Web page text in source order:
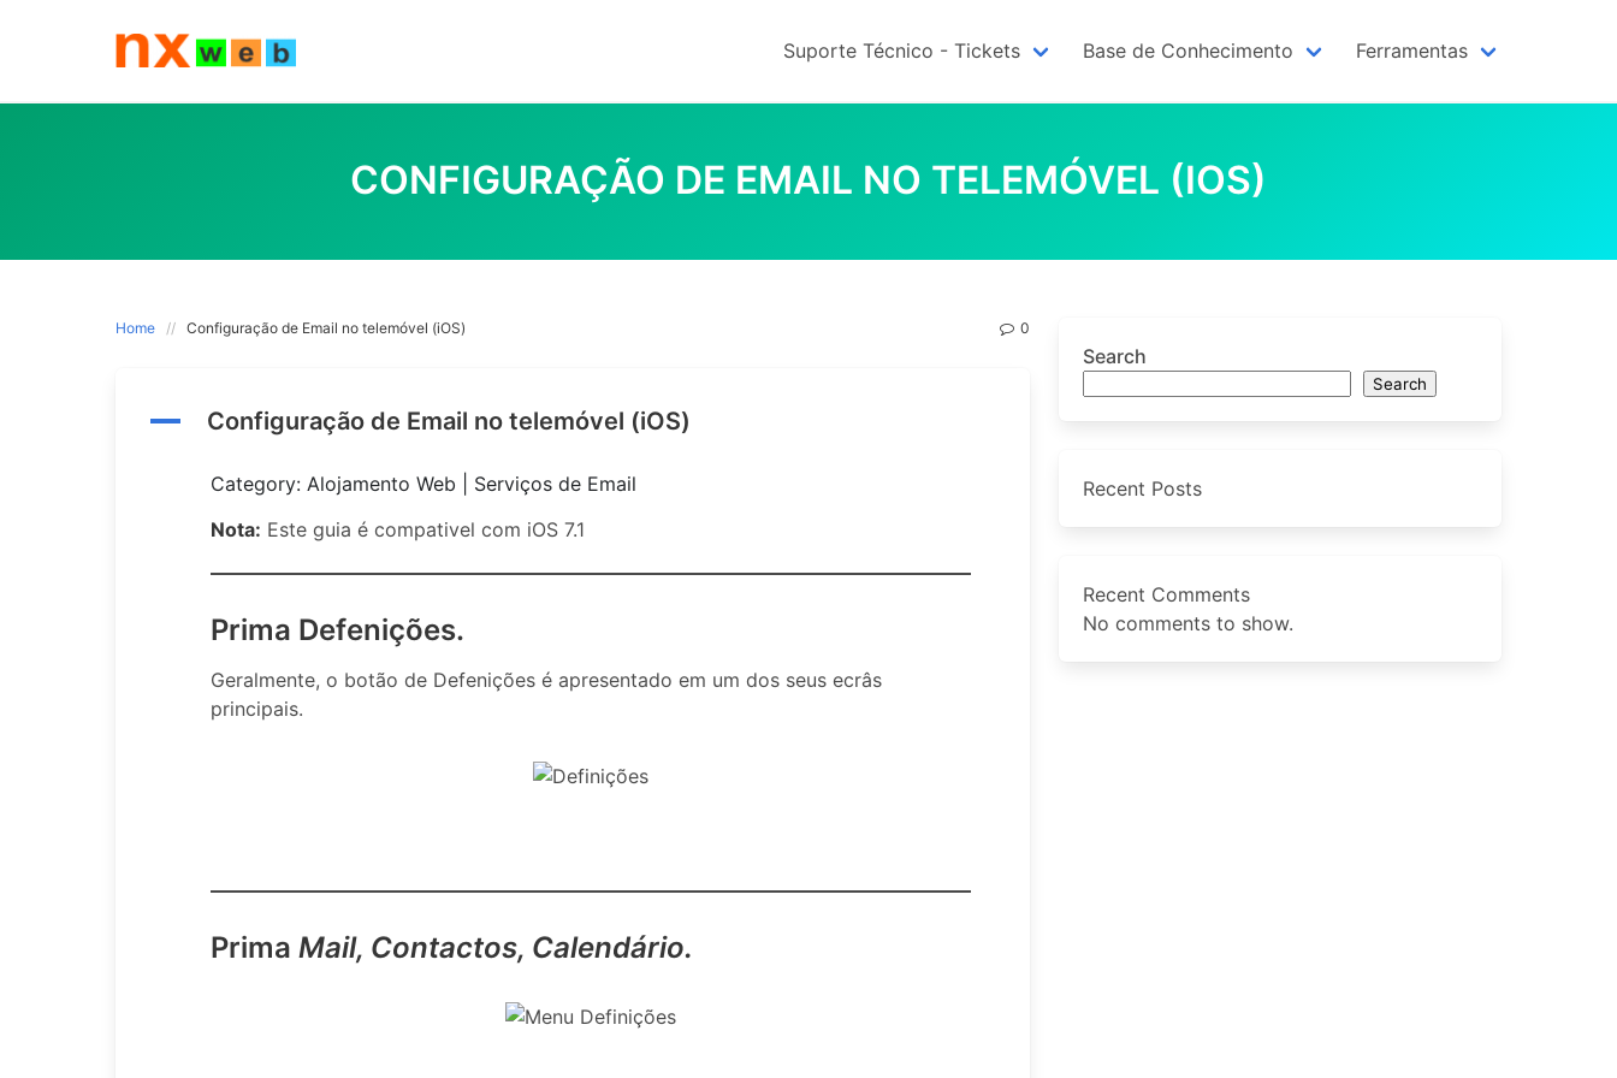
Suporte Técnico - Tickets Base de Conhecimento Ferramentas
CONFIGURAÇÃO DE EMAIL NO TELEMÓVEL (IOS)
Home Configuração de Email no telemóvel (iOS) 0
A Configuração de Email no telemóvel (iOS)
Category: Alojamento Web | Serviços de Email
Nota: Este guia é compativel com iOS 7.1
Prima Defenições.
Geralmente, o botão de Defenições é apresentado em um dos seus ecrâs
principais.
Prima Mail, Contactos, Calendário.
Search
Search
Recent Posts
Recent Comments
No comments to show.